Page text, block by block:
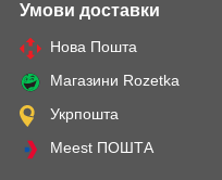
Умови доставки
Нова Пошта
Магазини Rozetka
Укрпошта
Meest ПОШТА